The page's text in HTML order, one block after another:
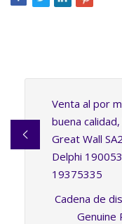
Venta al por
buena
Great Wall
Delphi
19375335
Cadena de
Genuine